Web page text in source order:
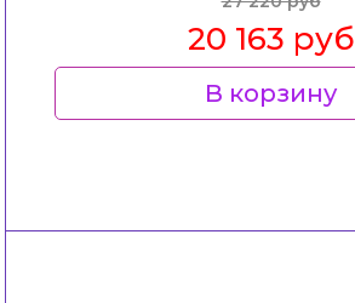
20 163 руб
В корзину